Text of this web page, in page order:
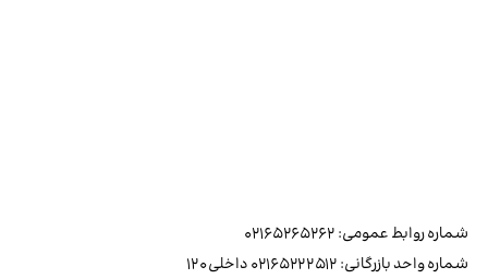
شماره روابط عمومی: ۰۲۱۶۵۲۶۵۲۶۲
شماره واحد بازرگانی: ۰۲۱۶۵۲۲۲۵۱۲ داخلی ۱۲۰